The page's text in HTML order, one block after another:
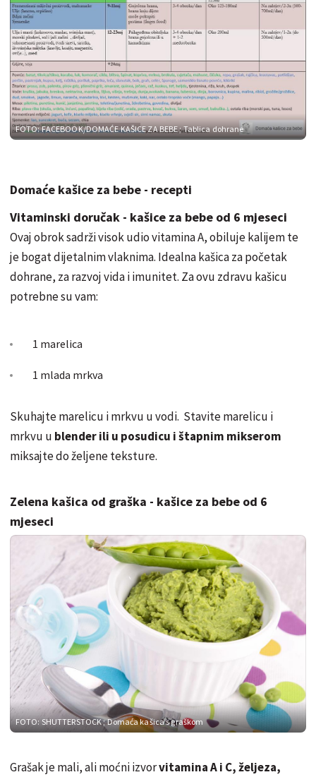
FOTO: FACEBOOK/DOMAĆE KAŠICE ZA BEBE; Tablica dohrane
Domaće kašice za bebe - recepti
Vitaminski doručak - kašice za bebe od 6 mjeseci
Ovaj obrok sadrži visok udio vitamina A, obiluje kalijem te
je bogat dijetalnim vlaknima. Idealna kašica za početak
dohrane, za razvoj vida i imunitet. Za ovu zdravu kašicu
potrebne su vam:
1 marelica
1 mlada mrkva
Skuhajte marelicu i mrkvu u vodi. Stavite marelicu i
mrkvu u blender ili u posudicu i štapnim mikserom
miksajte do željene teksture.
Zelena kašica od graška - kašice za bebe od 6
mjeseci
FOTO: SHUTTERSTOCK; Domaća kašica s graškom
Grašak je mali, ali moćni izvorvitamina A i C, željeza,